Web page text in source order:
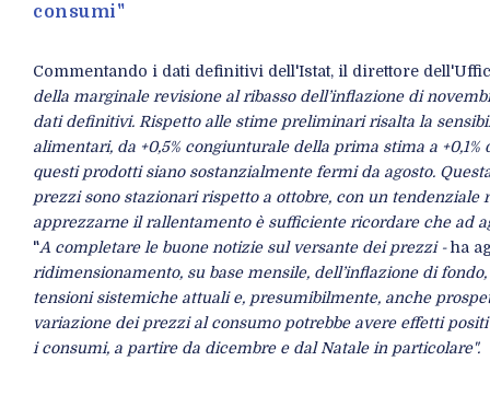
consumi"
Commentando i dati definitivi dell'Istat, il direttore
della marginale revisione al ribasso dell’inflazione di
dati definitivi. Rispetto alle stime preliminari risalta la
alimentari, da +0,5% congiunturale della prima stima a
questi prodotti siano sostanzialmente fermi da agosto.
prezzi sono stazionari rispetto a ottobre, con un tendenziale
apprezzarne il rallentamento è sufficiente ricordare che ad
"A completare le buone notizie sul versante dei prezzi -ha
ridimensionamento, su base mensile, dell’inflazione di
tensioni sistemiche attuali e, presumibilmente, anche
variazione dei prezzi al consumo potrebbe avere effetti
i consumi, a partire da dicembre e dal Natale in particolare".